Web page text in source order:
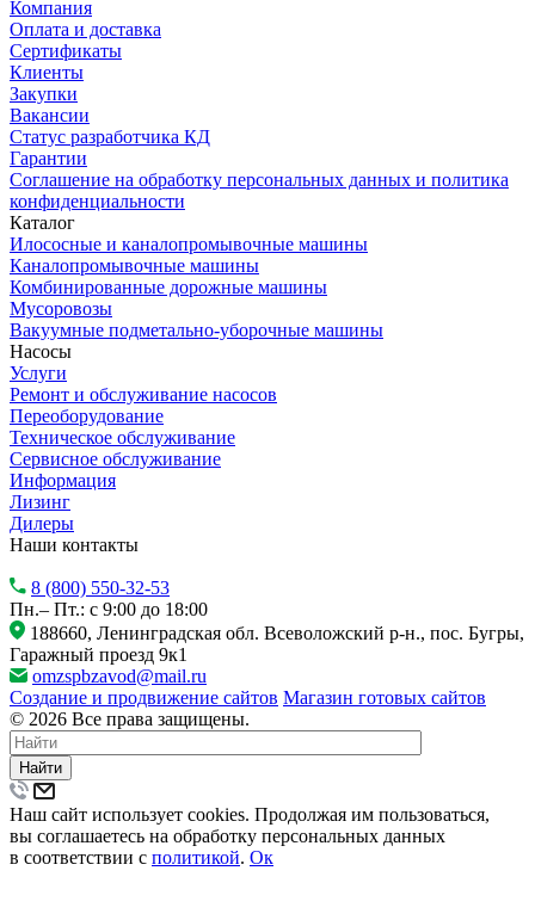
Компания
Оплата и доставка
Сертификаты
Клиенты
Закупки
Вакансии
Статус разработчика КД
Гарантии
Соглашение на обработку персональных данных и политика
конфиденциальности
Каталог
Илососные и каналопромывочные машины
Каналопромывочные машины
Комбинированные дорожные машины
Мусоровозы
Вакуумные подметально-уборочные машины
Насосы
Услуги
Ремонт и обслуживание насосов
Переоборудование
Техническое обслуживание
Сервисное обслуживание
Информация
Лизинг
Дилеры
Наши контакты
8 (800) 550-32-53
Пн.– Пт.: с 9:00 до 18:00
188660, Ленинградская обл. Всеволожский р-н., пос. Бугры,
Гаражный проезд 9к1
omzspbzavod@mail.ru
Создание и продвижение сайтов Магазин готовых сайтов
© 2026 Все права защищены.
Найти
Наш сайт использует cookies. Продолжая им пользоваться,
вы соглашаетесь на обработку персональных данных
в соответствии с политикой. Ок